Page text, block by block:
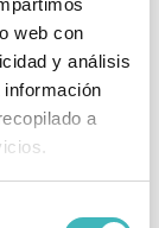
web con
y análisis
a
que con
su
se
brazos,